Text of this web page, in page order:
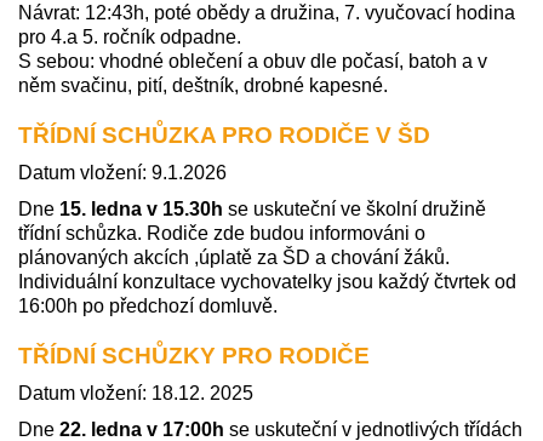
Návrat: 12:43h, poté obědy a družina, 7. vyučovací hodina
pro 4.a 5. ročník odpadne.
S sebou: vhodné oblečení a obuv dle počasí, batoh a v
něm svačinu, pití, deštník, drobné kapesné.
TŘÍDNÍ SCHŮZKA PRO RODIČE V ŠD
Datum vložení: 9.1.2026
Dne 15. ledna v 15.30h se uskuteční ve školní družině
třídní schůzka. Rodiče zde budou informováni o
plánovaných akcích ,úplatě za ŠD a chování žáků.
Individuální konzultace vychovatelky jsou každý čtvrtek od
16:00h po předchozí domluvě.
TŘÍDNÍ SCHŮZKY PRO RODIČE
Datum vložení: 18.12. 2025
Dne 22. ledna v 17:00h se uskuteční v jednotlivých třídách